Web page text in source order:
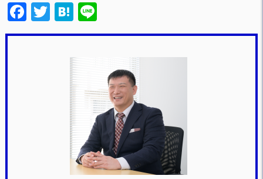
F
a
T
wi
H
at
n
a
n